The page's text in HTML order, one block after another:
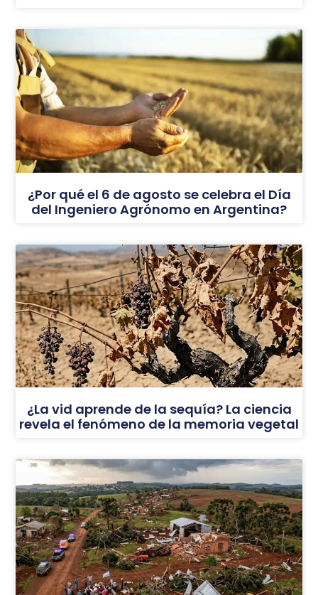
¿Por qué el 6 de agosto se celebra el Día
del Ingeniero Agrónomo en Argentina?
¿La vid aprende de la sequía? La ciencia
revela el fenómeno de la memoria vegetal